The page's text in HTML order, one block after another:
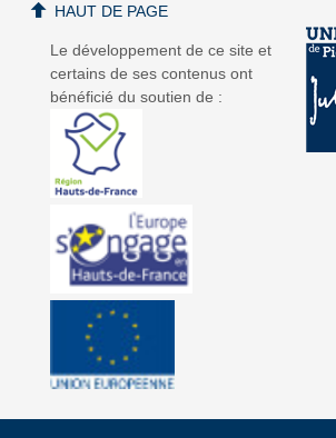
Le développement de ce site et
certains de ses contenus ont
bénéficié du soutien de :
HAUT DE PAGE